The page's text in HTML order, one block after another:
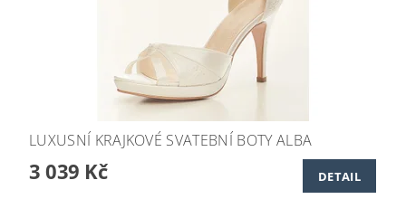
LUXUSNÍ KRAJKOVÉ SVATEBNÍ BOTY ALBA
3 039 Kč DETAIL